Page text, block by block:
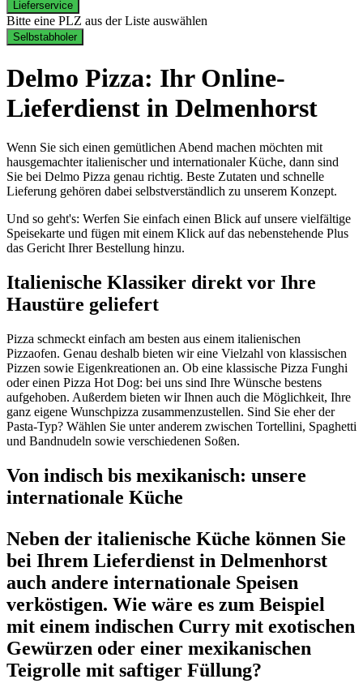
Lieferservice
Bitte eine PLZ aus der Liste auswählen
Selbstabholer
Delmo Pizza: Ihr Online-
Lieferdienst in Delmenhorst
Wenn Sie sich einen gemütlichen Abend machen möchten mit
hausgemachter italienischer und internationaler Küche, dann sind
Sie bei Delmo Pizza genau richtig. Beste Zutaten und schnelle
Lieferung gehören dabei selbstverständlich zu unserem Konzept.
Und so geht's: Werfen Sie einfach einen Blick auf unsere vielfältige
Speisekarte und fügen mit einem Klick auf das nebenstehende Plus
das Gericht Ihrer Bestellung hinzu.
Italienische Klassiker direkt vor Ihre
Haustüre geliefert
Pizza schmeckt einfach am besten aus einem italienischen
Pizzaofen. Genau deshalb bieten wir eine Vielzahl von klassischen
Pizzen sowie Eigenkreationen an. Ob eine klassische Pizza Funghi
oder einen Pizza Hot Dog: bei uns sind Ihre Wünsche bestens
aufgehoben. Außerdem bieten wir Ihnen auch die Möglichkeit, Ihre
ganz eigene Wunschpizza zusammenzustellen. Sind Sie eher der
Pasta-Typ? Wählen Sie unter anderem zwischen Tortellini, Spaghetti
und Bandnudeln sowie verschiedenen Soßen.
Von indisch bis mexikanisch: unsere
internationale Küche
Neben der italienische Küche können Sie
bei Ihrem Lieferdienst in Delmenhorst
auch andere internationale Speisen
verköstigen. Wie wäre es zum Beispiel
mit einem indischen Curry mit exotischen
Gewürzen oder einer mexikanischen
Teigrolle mit saftiger Füllung?